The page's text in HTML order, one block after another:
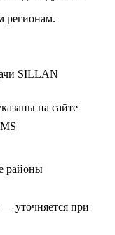
регионам.
SILLAN
на сайте
районы
уточняется при